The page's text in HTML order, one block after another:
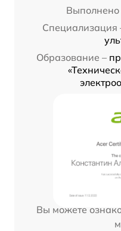
Выполнено
Специализация
Образование –
Вы можете